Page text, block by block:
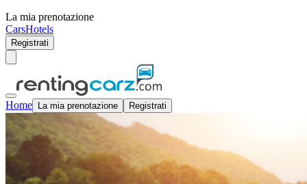
La mia prenotazione
CarsHotels
Registrati
Home La mia prenotazione Registrati